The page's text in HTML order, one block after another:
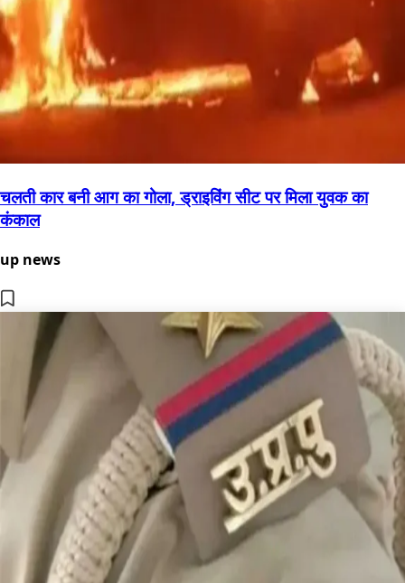
चलती कार बनी आग का गोला, ड्राइविंग सीट पर मिला युवक का
कंकाल
up news